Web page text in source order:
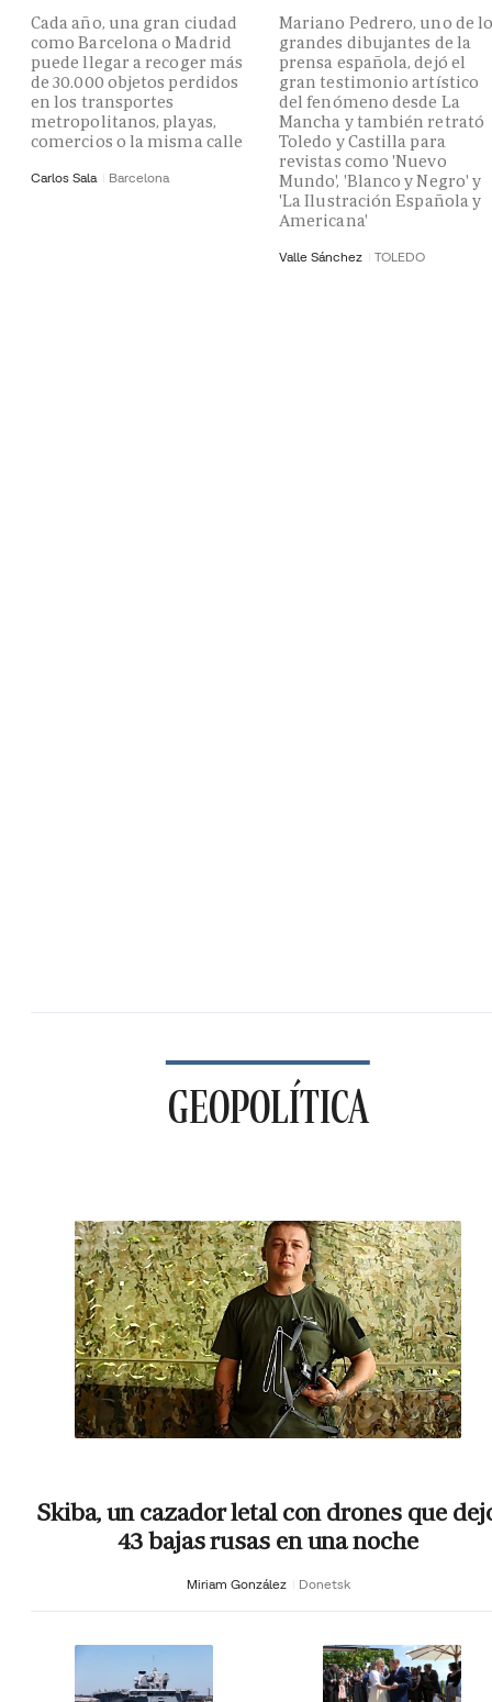
Cada año, una gran ciudad
como Barcelona o Madrid
puede llegar a recoger más
de 30.000 objetos perdidos
en los transportes
metropolitanos, playas,
comercios o la misma calle
Carlos Sala Barcelona
Mariano Pedrero, uno de
grandes dibujantes de la
prensa española, dejó el
gran testimonio artístico
del fenómeno desde La
Mancha y también retrató
Toledo y Castilla para
revistas como 'Nuevo
Mundo', 'Blanco y Negro' y
'La Ilustración Española y
Americana'
Valle Sánchez TOLEDO
GEOPOLÍTICA
Skiba, un cazador letal con drones que
43 bajas rusas en una noche
Miriam González Donetsk